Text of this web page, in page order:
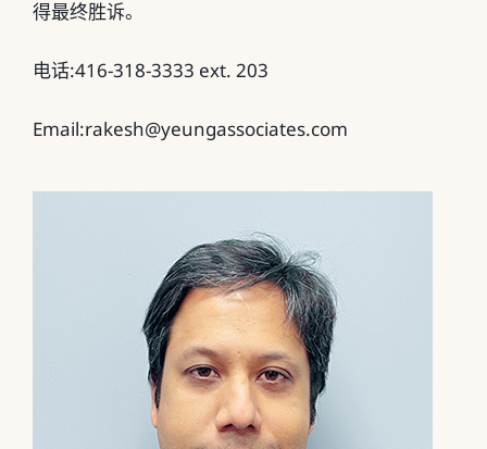
得最终胜诉。
电话:416-318-3333 ext. 203
Email:rakesh@yeungassociates.com